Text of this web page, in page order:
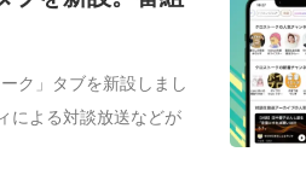
ク」タブを新設しまし
による対談放送などが